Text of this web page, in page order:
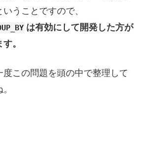
うことですので、
は有効にして開発した方が
。
度この問題を頭の中で整理して